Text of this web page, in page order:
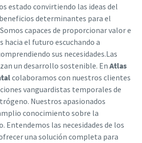
estado convirtiendo las ideas del
determinantes para el
capaces de proporcionar valor e
hacia el futuro escuchando a
sus necesidades.Las
un desarrollo sostenible. En Atlas
colaboramos con nuestros clientes
vanguardistas temporales de
Nuestros apasionados
conocimiento sobre la
Entendemos las necesidades de los
una solución completa para